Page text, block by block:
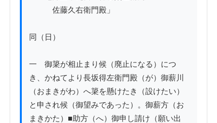
佐藤久右衛門殿」
同（日）
一　御簗が相止まり候（廃止になる）につ
き、かねてより長坂得左衛門殿（が）御薪川
（おまきがわ）へ簗を懸けたき（設けたい）
と申され候（御望みであった）。御薪方（お
まきかた）■助方（へ）御申し請け（願い出